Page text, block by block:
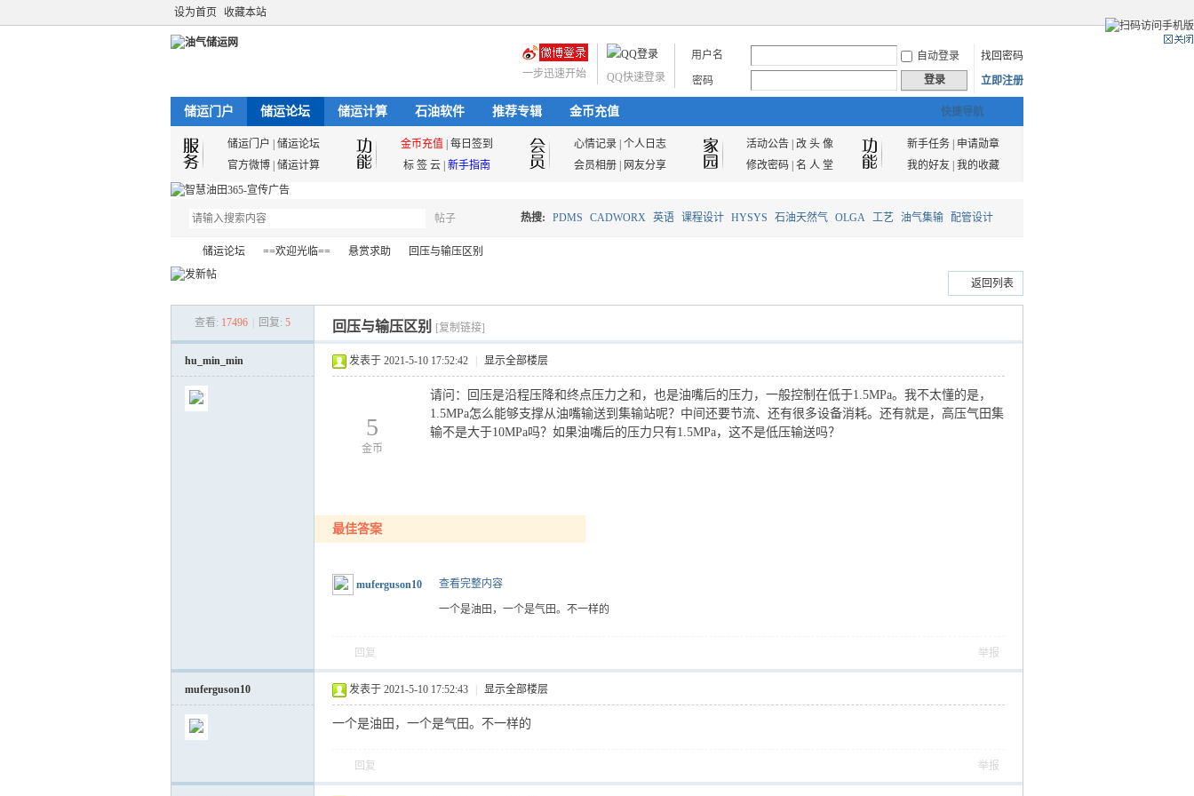
设为首页 收藏本站
用户名 自动登录
找回密码
密码
登录 立即注册
QQ快速登录
一步迅速开始
快捷导航
储运门户 储运论坛 储运计算 石油软件 推荐专辑 金币充值
储运门户 储运论坛 金币充值 每日签到 心情记录 个人日志 活动公告| 改 头 像 新手任务|
申请勋章
官方微博 储运计算 标 签 云 新手指南 会员相册 网友分享 修改密码| 名 人 堂 我的好友| 我的收藏
帖子 热搜: PDMS CADWORX 英语 课程设计 HYSYS 石油天然气 OLGA 工艺 油气集输 配管设计
储运论坛
›
==欢迎光临== 悬赏求助
›
回压与输压区别
返回列表
查看: 17496 回复: 5 回压与输压区别 [复制链接]
hu_min_min 发表于 2021-5-10 17:52:42 显示全部楼层
5
金币
请问：回压是沿程压降和终点压力之和，也是油嘴后的压力，一般控制在低于1.5MPa。我不太懂的是，
1.5MPa怎么能够支撑从油嘴输送到集输站呢？中间还要节流、还有很多设备消耗。还有就是，高压气田集
输不是大于10MPa吗？如果油嘴后的压力只有1.5MPa，这不是低压输送吗？
最佳答案
muferguson10 查看完整内容
一个是油田，一个是气田。不一样的
回复 举报
muferguson10 发表于 2021-5-10 17:52:43 显示全部楼层
一个是油田，一个是气田。不一样的
回复 举报